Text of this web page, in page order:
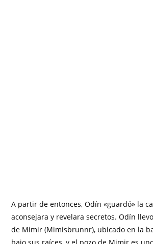
A partir de entonces, Odín «guardó» la
aconsejara y revelara secretos. Odín
de Mimir (Mimisbrunnr), ubicado en la